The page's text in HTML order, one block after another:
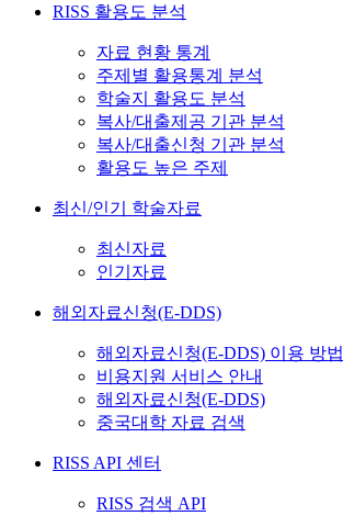
RISS 활용도 분석
자료 현황 통계
주제별 활용통계 분석
학술지 활용도 분석
복사/대출제공 기관 분석
복사/대출신청 기관 분석
활용도 높은 주제
최신/인기 학술자료
최신자료
인기자료
해외자료신청(E-DDS)
해외자료신청(E-DDS) 이용 방법
비용지원 서비스 안내
해외자료신청(E-DDS)
중국대학 자료 검색
RISS API 센터
RISS 검색 API